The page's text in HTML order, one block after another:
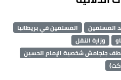
المسلمين
المسلمين في بريطانيا
وزارة النقل
جلجامش شخصية الإمام الحسين